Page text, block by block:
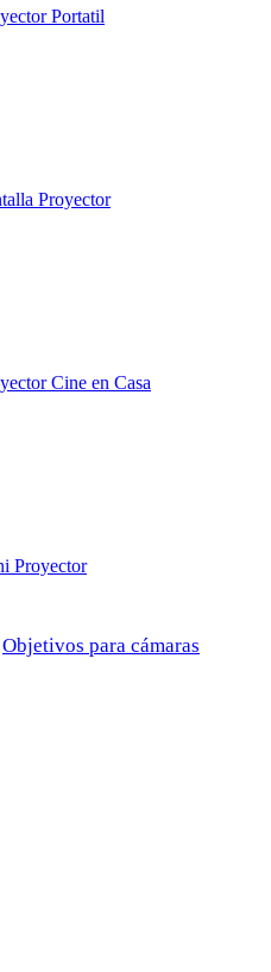
Portatil
Proyector
Cine en Casa
Proyector
Objetivos para cámaras